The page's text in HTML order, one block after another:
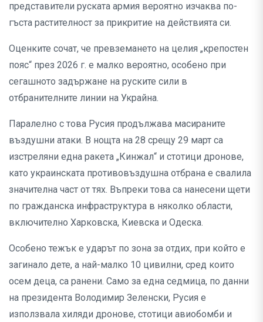
представители руската армия вероятно изчаква по-
гъста растителност за прикритие на действията си.
Оценките сочат, че превземането на целия „крепостен
пояс“ през 2026 г. е малко вероятно, особено при
сегашното задържане на руските сили в
отбранителните линии на Украйна.
Паралелно с това Русия продължава масираните
въздушни атаки. В нощта на 28 срещу 29 март са
изстреляни една ракета „Кинжал“ и стотици дронове,
като украинската противовъздушна отбрана е свалила
значителна част от тях. Въпреки това са нанесени щети
по гражданска инфраструктура в няколко области,
включително Харковска, Киевска и Одеска.
Особено тежък е ударът по зона за отдих, при който е
загинало дете, а най-малко 10 цивилни, сред които
осем деца, са ранени. Само за една седмица, по данни
на президента Володимир Зеленски, Русия е
използвала хиляди дронове, стотици авиобомби и